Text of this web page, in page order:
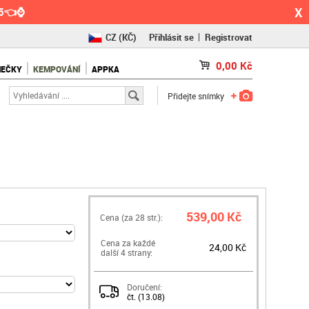
X
CZ(KČ)
RO(RON)
Přihlásit se Registrovat
KEMPOVÁNÍ APPKA 0,00 Kč
Přidejte snímky
Cena (za 28 str.): 539,00 Kč
Cena za každé
další 4 strany:
24,00 Kč
Doručení:
čt. (13.08)